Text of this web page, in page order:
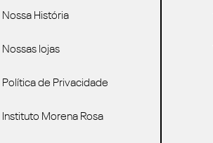
Nossa História
Nossas lojas
Política de Privacidade
Instituto Morena Rosa